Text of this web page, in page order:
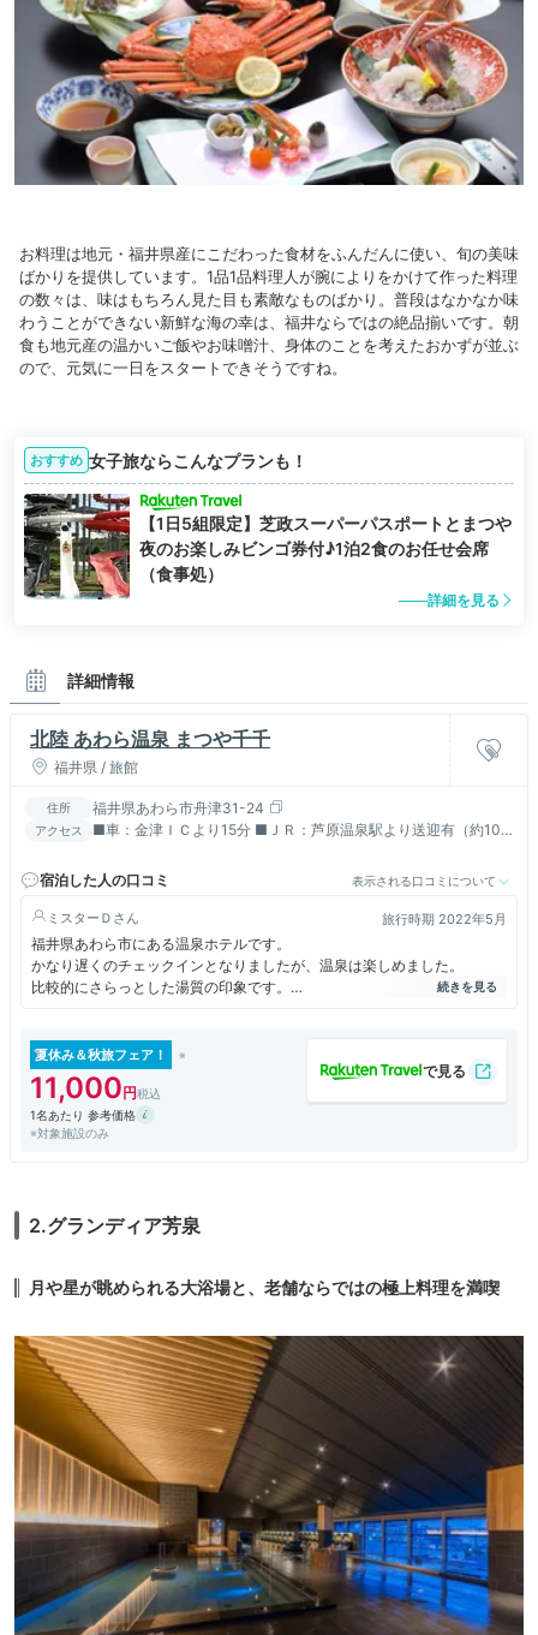
お料理は地元・福井県産にこだわった食材をふんだんに使い、旬の美味
ばかりを提供しています。1品1品料理人が腕によりをかけて作った料理
の数々は、味はもちろん見た目も素敵なものばかり。普段はなかなか味
わうことができない新鮮な海の幸は、福井ならではの絶品揃いです。朝
食も地元産の温かいご飯やお味噌汁、身体のことを考えたおかずが並ぶ
ので、元気に一日をスタートできそうですね。
おすすめ 女子旅ならこんなプランも！
【1日5組限定】芝政スーパーパスポートとまつや
夜のお楽しみビンゴ券付♪1泊2食のお任せ会席
（食事処）
詳細を見る
詳細情報
北陸 あわら温泉 まつや千千
福井県 / 旅館
住所 福井県あわら市舟津31-24
アクセス
■車：金津ＩＣより15分 ■ＪＲ：芦原温泉駅より送迎有（約10
宿泊した人の口コミ
表示される口コミについて
ミスターＤ 旅行時期 2022年5月
福井県あわら市にある温泉ホテルです。
かなり遅くのチェックインとなりましたが、温泉は楽しめました。
比較的にさらっとした湯質の印象です。
露天風呂や泡風呂などを数種の温泉がありました。
朝食はヒラメの一夜干しでした。
コロナの影響でバーラウンジなど閉鎖されているようですが、観光客も戻
ってきているようです。
広々とした客室とお風呂がお薦めのホテルです。
従業員の方々の対応もよく、おもてなしの心遣いが伝わってきました。
夏休み＆秋旅フェア！
11,000
1名あたり 参考価格
※対象施設のみ
2.グランディア芳泉
月や星が眺められる大浴場と、老舗ならではの極上料理を満喫